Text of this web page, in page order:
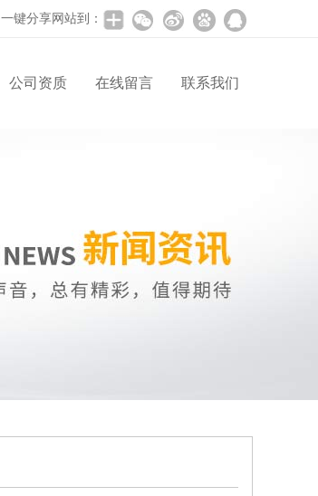
一键分享网站到：
公司资质 在线留言 联系我们